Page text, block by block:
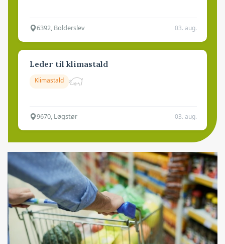
6392, Bolderslev 03. aug.
Leder til klimastald
Klimastald
9670, Løgstør 03. aug.